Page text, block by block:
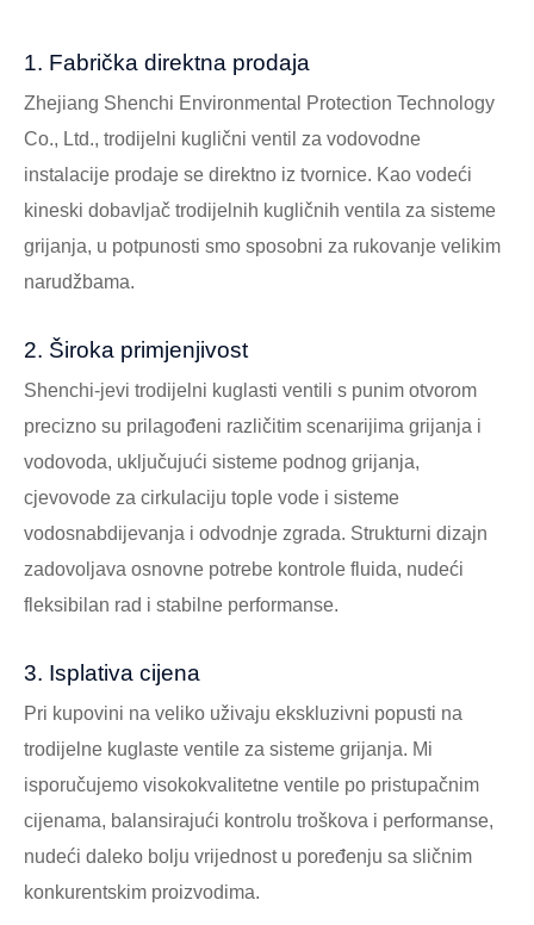
1. Fabrička direktna prodaja
Zhejiang Shenchi Environmental Protection Technology
Co., Ltd., trodijelni kuglični ventil za vodovodne
instalacije prodaje se direktno iz tvornice. Kao vodeći
kineski dobavljač trodijelnih kugličnih ventila za sisteme
grijanja, u potpunosti smo sposobni za rukovanje velikim
narudžbama.
2. Široka primjenjivost
Shenchi-jevi trodijelni kuglasti ventili s punim otvorom
precizno su prilagođeni različitim scenarijima grijanja i
vodovoda, uključujući sisteme podnog grijanja,
cjevovode za cirkulaciju tople vode i sisteme
vodosnabdijevanja i odvodnje zgrada. Strukturni dizajn
zadovoljava osnovne potrebe kontrole fluida, nudeći
fleksibilan rad i stabilne performanse.
3. Isplativa cijena
Pri kupovini na veliko uživaju ekskluzivni popusti na
trodijelne kuglaste ventile za sisteme grijanja. Mi
isporučujemo visokokvalitetne ventile po pristupačnim
cijenama, balansirajući kontrolu troškova i performanse,
nudeći daleko bolju vrijednost u poređenju sa sličnim
konkurentskim proizvodima.